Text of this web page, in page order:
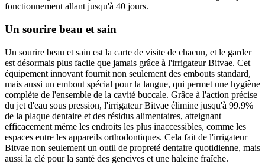
fonctionnement allant jusqu'à 40 jours.
Un sourire beau et sain
Un sourire beau et sain est la carte de visite de chacun, et le garder
est désormais plus facile que jamais grâce à l'irrigateur Bitvae. Cet
équipement innovant fournit non seulement des embouts standard,
mais aussi un embout spécial pour la langue, qui permet une hygiène
complète de l'ensemble de la cavité buccale. Grâce à l'action précise
du jet d'eau sous pression, l'irrigateur Bitvae élimine jusqu'à 99.9%
de la plaque dentaire et des résidus alimentaires, atteignant
efficacement même les endroits les plus inaccessibles, comme les
espaces entre les appareils orthodontiques. Cela fait de l'irrigateur
Bitvae non seulement un outil de propreté dentaire quotidienne, mais
aussi la clé pour la santé des gencives et une haleine fraîche.